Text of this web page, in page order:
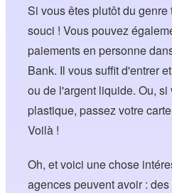
Si vous êtes plutôt du
souci ! Vous pouvez
paiements en personne
Bank. Il vous suffit d'entrer
ou de l'argent liquide. Ou,
plastique, passez votre
Voilà !
Oh, et voici une chose
agences peuvent avoir :